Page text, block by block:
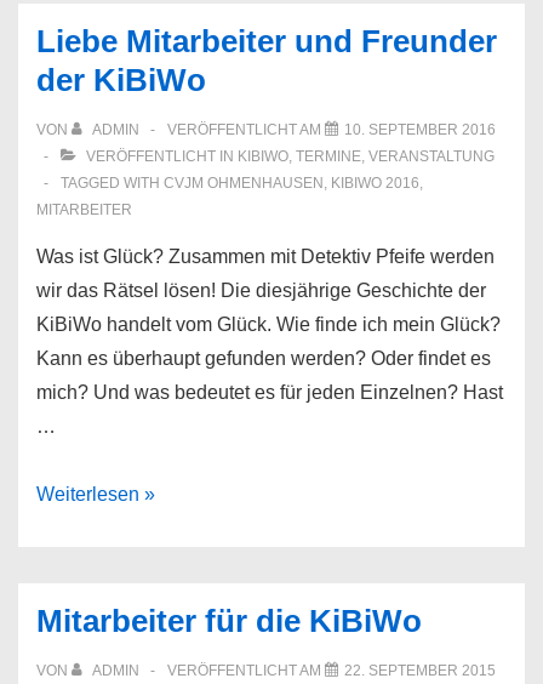
Juni
2019
Vom
Suchen
und
Finden
Gottes
–
Liebe Mitarbeiter und Freunder
der KiBiWo
VON ADMIN VERÖFFENTLICHT AM
10. SEPTEMBER 2016
VERÖFFENTLICHT IN KIBIWO, TERMINE, VERANSTALTUNG
TAGGED WITH CVJM OHMENHAUSEN , KIBIWO 2016,
MITARBEITER
Was ist Glück? Zusammen mit Detektiv Pfeife werden
wir das Rätsel lösen! Die diesjährige Geschichte der
KiBiWo handelt vom Glück. Wie finde ich mein Glück?
Kann es überhaupt gefunden werden? Oder findet es
mich? Und was bedeutet es für jeden Einzelnen? Hast
…
Liebe
der
KiBiWo
Weiterlesen »
Mitarbeiter für die KiBiWo
VON ADMIN VERÖFFENTLICHT AM
22. SEPTEMBER 2015